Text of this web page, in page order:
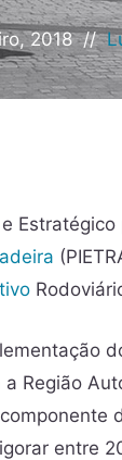
2018 //
Estratégico
Região
entre